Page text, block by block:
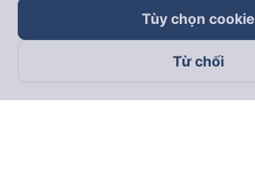
Theo dõi chúng tôi trên
Tùy chọn cookie
Từ chối